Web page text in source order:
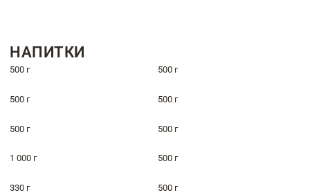
НАПИТКИ
500 г 500 г
500 г 500 г
500 г 500 г
1 000 г 500 г
330 г 500 г